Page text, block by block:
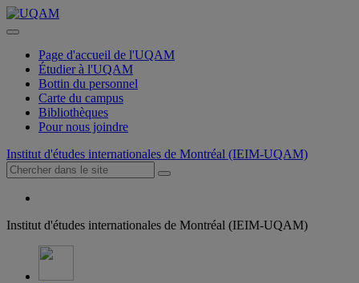
Page d'accueil de l'UQAM
Étudier à l'UQAM
Bottin du personnel
Carte du campus
Bibliothèques
Pour nous joindre
Institut d'études internationales de Montréal (IEIM-UQAM)
Institut d'études internationales de Montréal (IEIM-UQAM)